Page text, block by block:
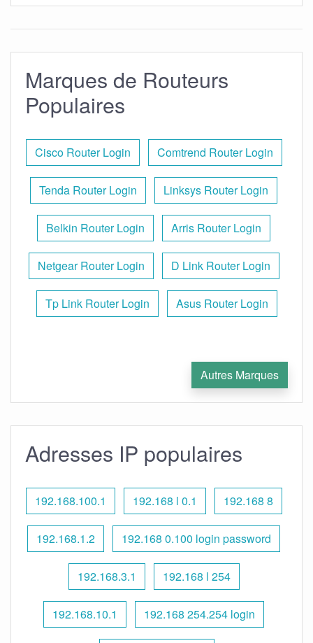
Marques de Routeurs
Populaires
Cisco Router Login Comtrend Router Login
Tenda Router Login Linksys Router Login
Belkin Router Login Arris Router Login
Netgear Router Login D Link Router Login
Tp Link Router Login Asus Router Login
Autres Marques
Adresses IP populaires
192.168.100.1 192.168 l 0.1 192.168 8
192.168.1.2 192.168 0.100 login password
192.168.3.1 192.168 l 254
192.168.10.1 192.168 254.254 login